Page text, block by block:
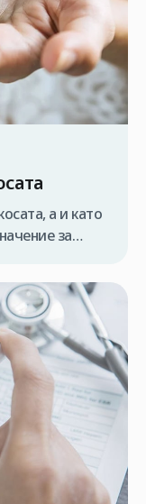
а и като
за
тяло
реакции);
за здравето
се